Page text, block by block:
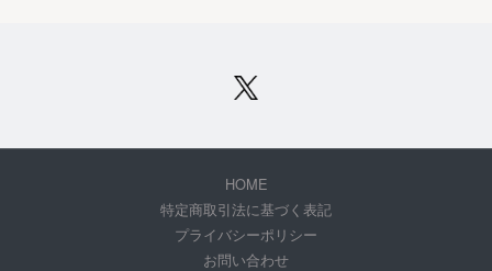
HOME
特定商取引法に基づく表記
プライバシーポリシー
お問い合わせ